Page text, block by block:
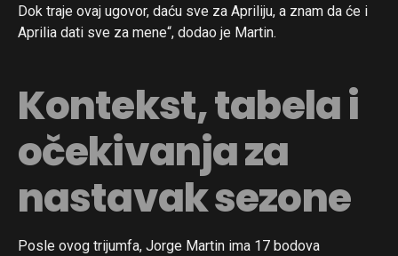
Dok traje ovaj ugovor, daću sve za Apriliju, a znam da će i
Aprilia dati sve za mene“, dodao je Martin.
Kontekst, tabela i
očekivanja za
nastavak sezone
Posle ovog trijumfa, Jorge Martin ima 17 bodova